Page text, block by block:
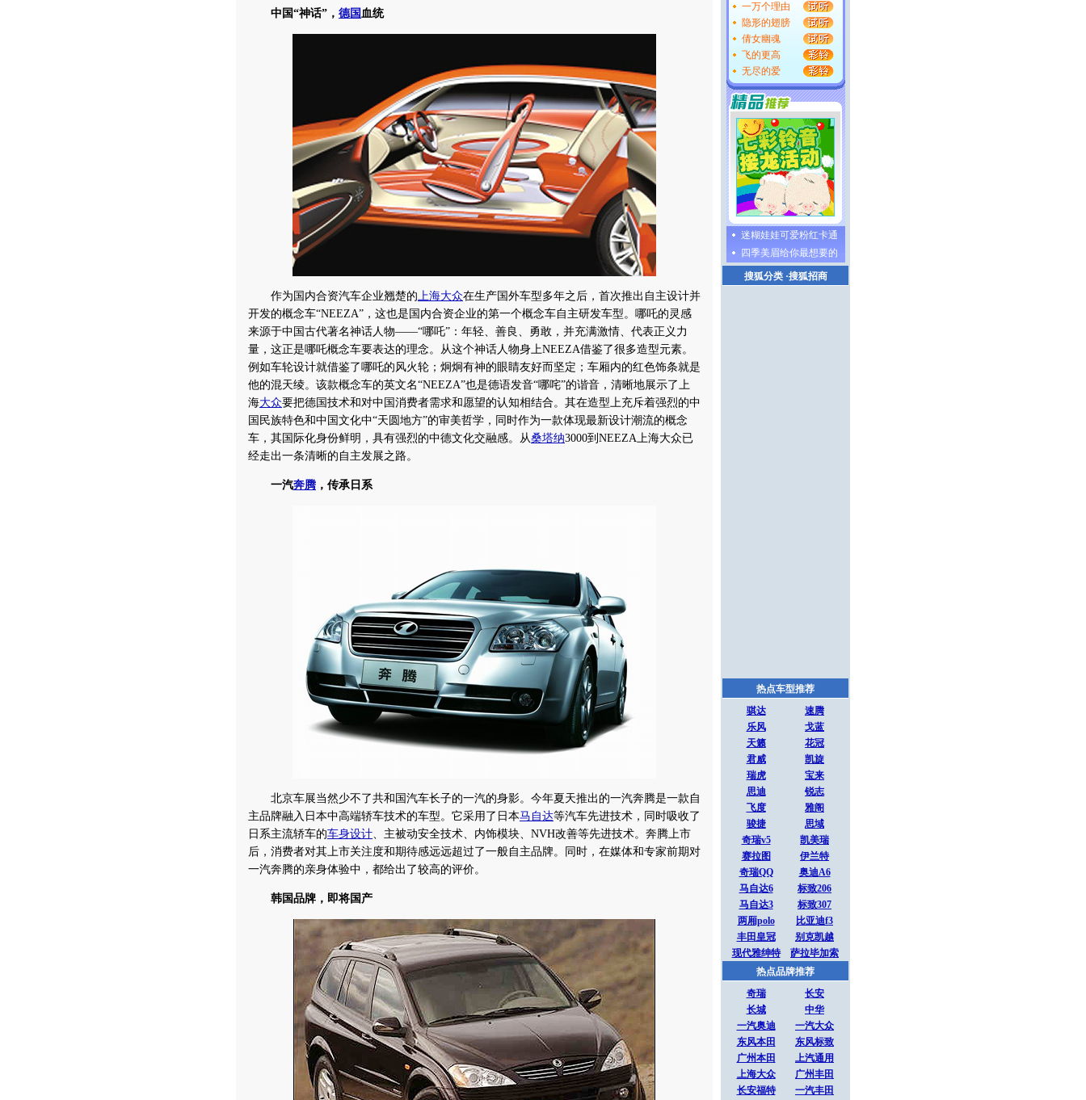
中国“神话”， 德国血统
作为国内合资汽车企业翘楚的上海大众在生产国外车型多年之后，首次推出自主设计并
开发的概念车“NEEZA”，这也是国内合资企业的第一个概念车自主研发车型。哪吒的灵感
来源于中国古代著名神话人物——“哪吒”：年轻、善良、勇敢，并充满激情、代表正义力
量，这正是哪吒概念车要表达的理念。从这个神话人物身上NEEZA借鉴了很多造型元素。
例如车轮设计就借鉴了哪吒的风火轮；炯炯有神的眼睛友好而坚定；车厢内的红色饰条就是
他的混天绫。该款概念车的英文名“NEEZA”也是德语发音“哪咤”的谐音，清晰地展示了上
海大众要把德国技术和对中国消费者需求和愿望的认知相结合。其在造型上充斥着强烈的中
国民族特色和中国文化中“天圆地方”的审美哲学，同时作为一款体现最新设计潮流的概念
车，其国际化身份鲜明，具有强烈的中德文化交融感。从桑塔纳3000到NEEZA上海大众已
经走出一条清晰的自主发展之路。
一汽奔腾 ，传承日系
北京车展当然少不了共和国汽车长子的一汽的身影。今年夏天推出的一汽奔腾是一款自
主品牌融入日本中高端轿车技术的车型。它采用了日本马自达等汽车先进技术，同时吸收了
日系主流轿车的车身设计、主被动安全技术、内饰模块、NVH改善等先进技术。奔腾上市
后，消费者对其上市关注度和期待感远远超过了一般自主品牌。同时，在媒体和专家前期对
一汽奔腾的亲身体验中，都给出了较高的评价。
韩国品牌，即将国产
一万个理由
隐形的翅膀
倩女幽魂
飞的更高
无尽的爱
迷糊娃娃可爱粉红卡通
四季美眉给你最想要的
搜狐分类·搜狐招商
热点车型推荐
骐达
速腾
乐风
戈蓝
天籁
花冠
君威
凯旋
瑞虎
宝来
思迪
锐志
飞度
雅阁
骏捷
思域
奇瑞v5
凯美瑞
赛拉图
伊兰特
奇瑞QQ
奥迪A6
马自达6
标致206
马自达3
标致307
两厢polo
比亚迪f3
丰田皇冠
别克凯越
现代雅绅特
萨拉毕加索
热点品牌推荐
奇瑞
长安
长城
中华
一汽奥迪
一汽大众
东风本田
东风标致
广州本田
上汽通用
上海大众
广州丰田
长安福特
一汽丰田